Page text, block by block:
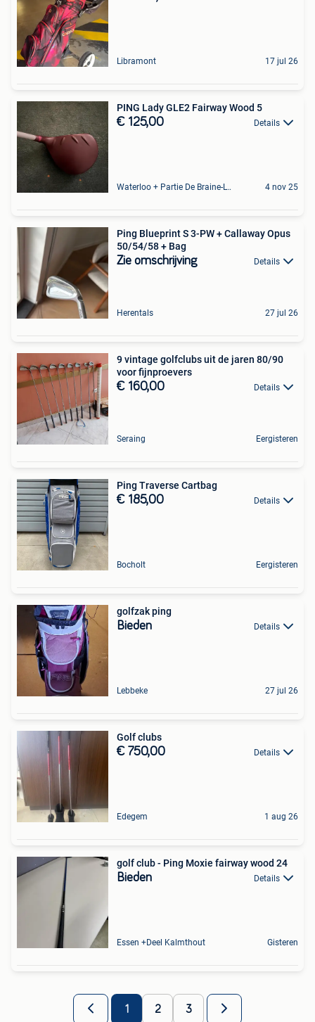
Libramont 17 jul 26
PING Lady GLE2 Fairway Wood 5
€ 125,00 Details
Waterloo + Partie De Braine-L'Alleud, De Ohain 4 nov 25
Ping Blueprint S 3-PW + Callaway Opus
50/54/58 + Bag
Zie omschrijving Details
Herentals 27 jul 26
9 vintage golfclubs uit de jaren 80/90
voor fijnproevers
€ 160,00 Details
Seraing Eergisteren
Ping Traverse Cartbag
€ 185,00 Details
Bocholt Eergisteren
golfzak ping
Bieden Details
Lebbeke 27 jul 26
Golf clubs
€ 750,00 Details
Edegem 1 aug 26
golf club - Ping Moxie fairway wood 24
Bieden Details
Essen +Deel Kalmthout Gisteren
1 2 3